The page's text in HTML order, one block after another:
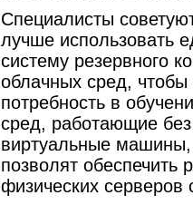
Специалисты
лучше использовать
систему резервного
облачных сред, чтобы
потребность в
сред, работающие без
виртуальные машины,
позволят обеспечить
физических серверов